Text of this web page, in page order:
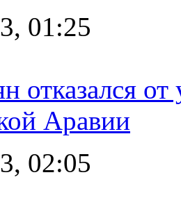
01:25
отказался от
Аравии
02:05